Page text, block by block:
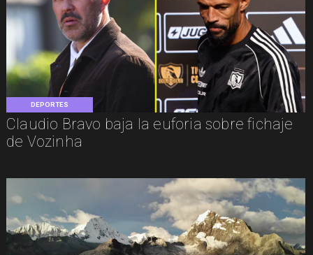
DEPORTES
Claudio Bravo baja la euforia sobre fichaje
de Vozinha